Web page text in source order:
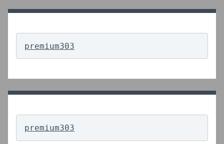
premium303
premium303